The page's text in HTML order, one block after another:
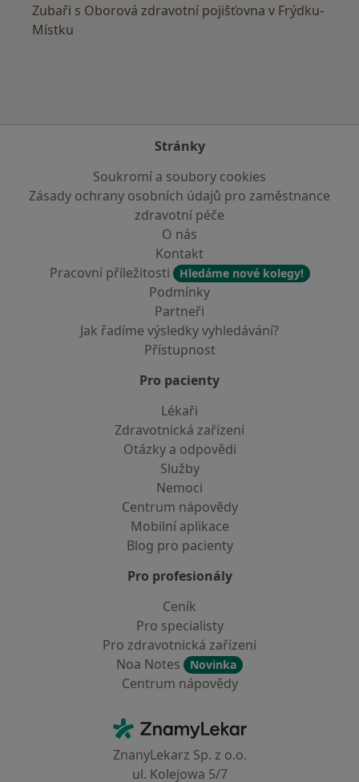
Zubaři s Oborová zdravotní pojišťovna v Frýdku-
Místku
Stránky
Soukromí a soubory cookies
Zásady ochrany osobních údajů pro zaměstnance
zdravotní péče
O nás
Kontakt
Pracovní příležitosti
Hledáme nové kolegy!
Podmínky
Partneři
Jak řadíme výsledky vyhledávání?
Přístupnost
Pro pacienty
Lékaři
Zdravotnická zařízení
Otázky a odpovědi
Služby
Nemoci
Centrum nápovědy
Mobilní aplikace
Blog pro pacienty
Pro profesionály
Ceník
Pro specialisty
Pro zdravotnická zařízení
Noa Notes
Novinka
Centrum nápovědy
ZnamyLekar - Hlavní stránka
ZnanyLekarz Sp. z o.o.
ul. Kolejowa 5/7